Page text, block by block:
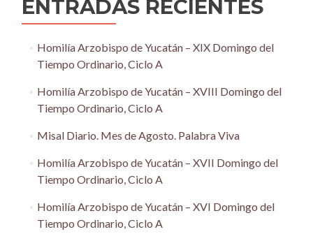
ENTRADAS RECIENTES
Homilía Arzobispo de Yucatán – XIX Domingo del
Tiempo Ordinario, Ciclo A
Homilía Arzobispo de Yucatán – XVIII Domingo del
Tiempo Ordinario, Ciclo A
Misal Diario. Mes de Agosto. Palabra Viva
Homilía Arzobispo de Yucatán – XVII Domingo del
Tiempo Ordinario, Ciclo A
Homilía Arzobispo de Yucatán – XVI Domingo del
Tiempo Ordinario, Ciclo A